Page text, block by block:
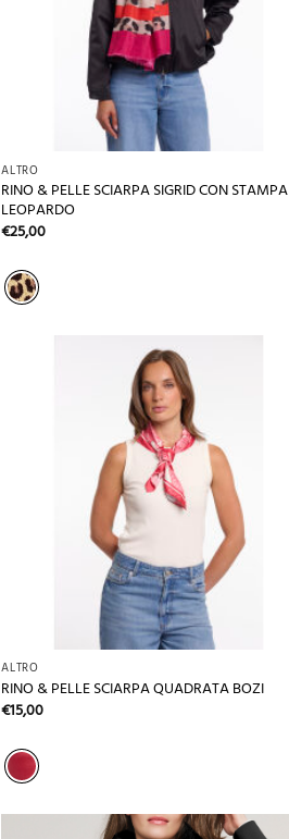
ALTRO
RINO & PELLE SCIARPA SIGRID CON STAMPA
LEOPARDO
€25,00
ALTRO
RINO & PELLE SCIARPA QUADRATA BOZI
€15,00